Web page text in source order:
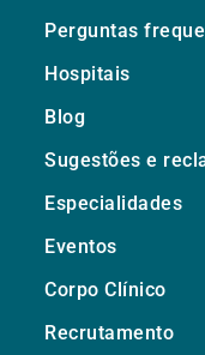
Perguntas
Hospitais
Blog
Sugestões e
Especialidades
Eventos
Corpo Clínico
Recrutamento